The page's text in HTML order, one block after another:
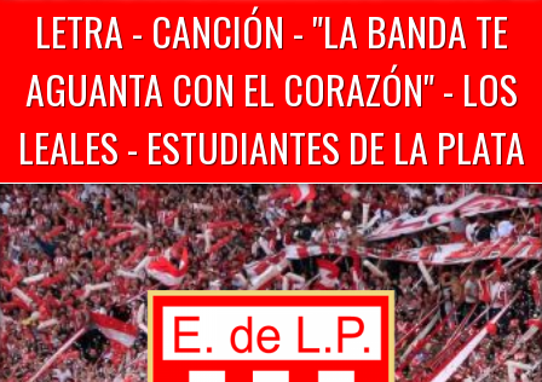
LETRA - CANCIÓN - "LA BANDA TE
AGUANTA CON EL CORAZÓN" - LOS
LEALES - ESTUDIANTES DE LA PLATA